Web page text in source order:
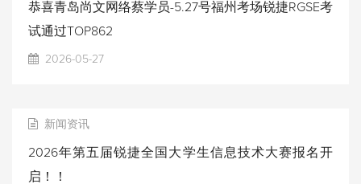
恭喜青岛尚文网络蔡学员-5.27号福州考场锐捷RGSE考
试通过TOP862
2026-05-27
新闻资讯
2026年第五届锐捷全国大学生信息技术大赛报名开
启！！